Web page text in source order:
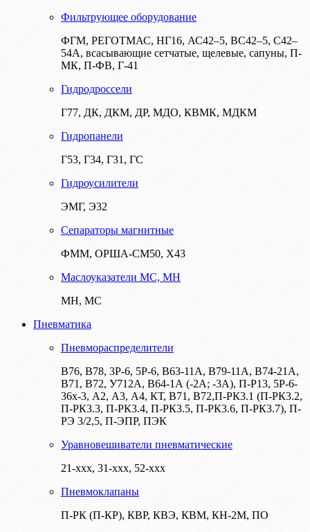
Фильтрующее оборудование
ФГМ, РЕГОТМАС, НГ16, АС42–5, ВС42–5, С42–
54А, всасывающие сетчатые, щелевые, сапуны, П-
МК, П-ФВ, Г-41
Гидродроссели
Г77, ДК, ДКМ, ДР, МДО, КВМК, МДКМ
Гидропанели
Г53, Г34, Г31, ГС
Гидроусилители
ЭМГ, Э32
Сепараторы магнитные
ФММ, ОРША-СМ50, Х43
Маслоуказатели МС, МН
МН, МС
Пневматика
Пневмораспределители
В76, В78, 3Р-6, 5Р-6, В63-11А, В79-11А, В74-21А,
В71, В72, У712А, В64-1А (-2А; -3А), П-Р13, 5Р-6-
36х-3, А2, А3, А4, КТ, В71, В72,П-РК3.1 (П-РК3.2,
П-РК3.3, П-РК3.4, П-РК3.5, П-РК3.6, П-РК3.7), П-
РЭ 3/2,5, П-ЭПР, ПЭК
Уравновешиватели пневматические
21-ххх, 31-ххх, 52-ххх
Пневмоклапаны
П-РК (П-КР), КВР, КВЭ, КВМ, КН-2М, ПО